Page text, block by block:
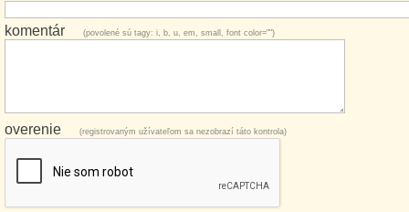
komentár (povolené sú tagy: i, b, u, em, small, font color="")
overenie (registrovaným užívateľom sa nezobrazí táto kontrola)